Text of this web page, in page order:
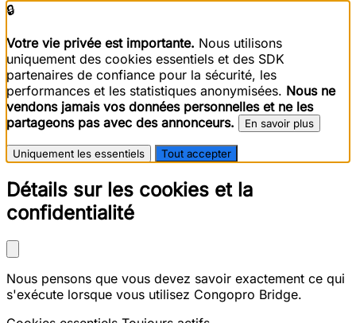
🔒
Votre vie privée est importante. Nous utilisons
uniquement des cookies essentiels et des SDK
partenaires de confiance pour la sécurité, les
performances et les statistiques anonymisées. Nous ne
vendons jamais vos données personnelles et ne les
partageons pas avec des annonceurs.
En savoir plus
Uniquement les essentiels Tout accepter
Détails sur les cookies et la
confidentialité
Nous pensons que vous devez savoir exactement ce qui
s'exécute lorsque vous utilisez Congopro Bridge.